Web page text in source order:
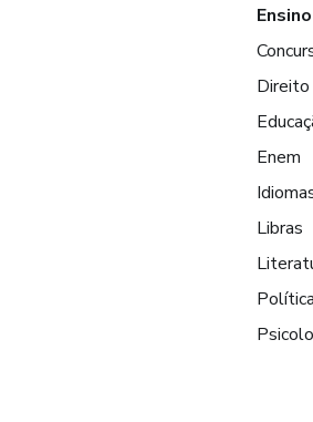
Direito
Enem
Libras
Política